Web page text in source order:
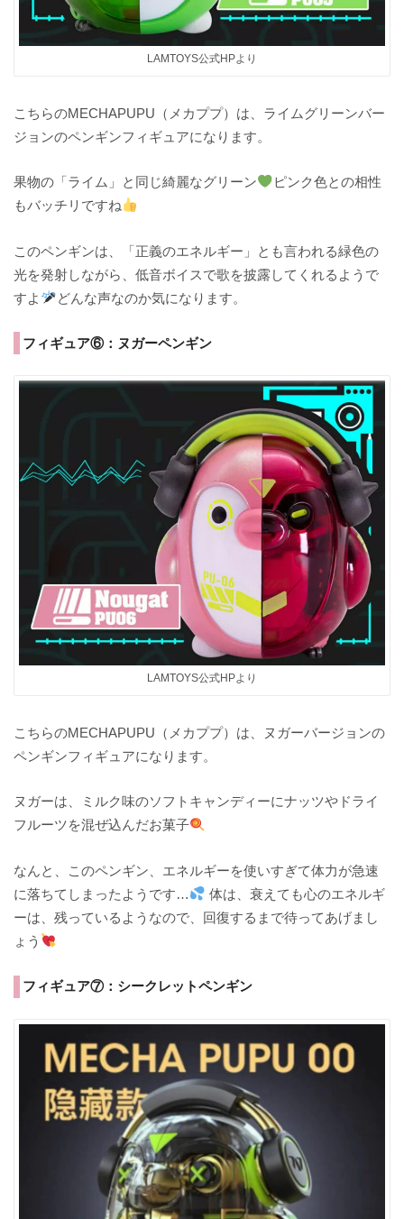
LAMTOYS公式HPより
こちらのMECHAPUPU（メカププ）は、ライムグリーンバー
ジョンのペンギンフィギュアになります。
果物の「ライム」と同じ綺麗なグリーン
ピンク色との相性
もバッチリですね
このペンギンは、「正義のエネルギー」とも言われる緑色の
光を発射しながら、低音ボイスで歌を披露してくれるようで
すよ
どんな声なのか気になります。
フィギュア⑥：ヌガーペンギン
LAMTOYS公式HPより
こちらのMECHAPUPU（メカププ）は、ヌガーバージョンの
ペンギンフィギュアになります。
ヌガーは、ミルク味のソフトキャンディーにナッツやドライ
フルーツを混ぜ込んだお菓子
なんと、このペンギン、エネルギーを使いすぎて体力が急速
に落ちてしまったようです…
体は、衰えても心のエネルギ
ーは、残っているようなので、回復するまで待ってあげまし
ょう
フィギュア⑦：シークレットペンギン